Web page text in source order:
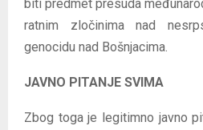
biti predmet presuda
ratnim zločinima nad
genocidu nad Bošnjacima.
JAVNO PITANJE SVIMA
Zbog toga je legitimno javno